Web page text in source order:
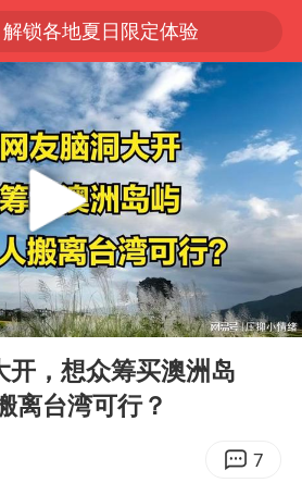
富婆带资进组给自己硬加60多场吻戏
酒店回应车内过夜被收150元
名创优品一次性内裤 颜面尽失
“六爷”挂一颗出场
金饰克价一夜涨回1300元
白海豚将正面袭击贯穿浙江
视频丨中国东方电气集团原党组副书记、董事宋致远被查
梁家辉：到内地拍戏不是北上是回归
牛津大学一纸声明甩不了锅
女主硬加吻戏短剧已下架
包文婧：二胎很难一碗水端平
03:00
开，想众筹买澳洲岛
离台湾可行？
7